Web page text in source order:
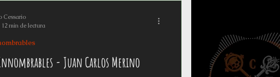
- Juan Carlos Merino
Cessario
12 min de lectura